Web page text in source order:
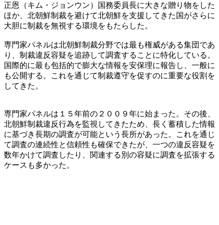
正恩（キム・ジョンウン）国務委員長に大きな贈り物をした
ほか、北朝鮮制裁を避けて北朝鮮を支援してきた国がさらに
大胆に制裁を無視する環境をもたらした。
専門家パネルは北朝鮮制裁分野では最も権威がある集団であ
り、制裁違反容疑を追跡して調査することに特化している。
国際的に最も包括的で膨大な情報を安保理に報告し、一般に
も公開する。これを通じて制裁遵守を促すのに重要な役割を
してきた。
専門家パネルは１５年前の２００９年に始まった。その後、
北朝鮮制裁違反行為を監視してきたため、長く蓄積した情報
に基づき長期の調査が可能という長所があった。これを通じ
て調査の連続性と信頼性も確保できたが、一つの違反容疑を
数年かけて調査したり、関連する別の容疑に調査を拡張する
ケースも多かった。